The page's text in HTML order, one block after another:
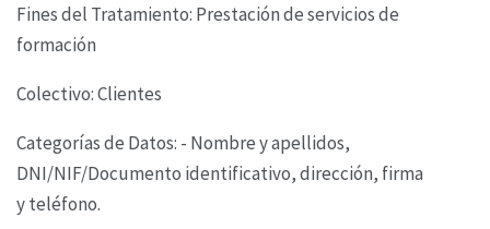
Fines del Tratamiento: Prestación de servicios de
formación
Colectivo: Clientes
Categorías de Datos: - Nombre y apellidos,
DNI/NIF/Documento identificativo, dirección, firma
yteléfono.